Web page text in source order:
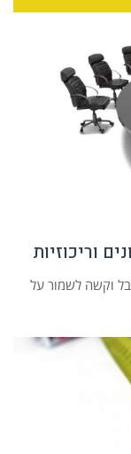
וריכוזיות
וקשה לשמור על